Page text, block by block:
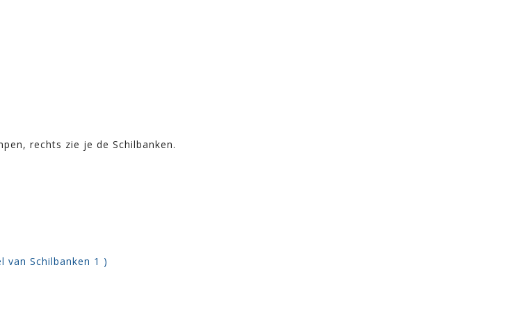
rechts zie je de Schilbanken.
van Schilbanken 1 )